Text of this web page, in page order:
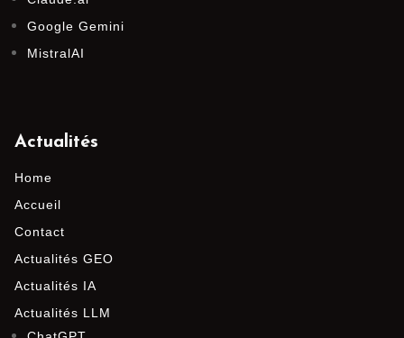
Google Gemini
MistralAI
Actualités
Home
Accueil
Contact
Actualités GEO
Actualités IA
Actualités LLM